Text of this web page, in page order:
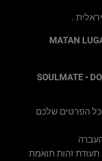
.
MATAN
SOULMATE •
הפרטים שלכם
תעודת זהות תואמת